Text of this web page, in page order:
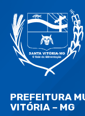
PREFEITURA
VITÓRIA – MG